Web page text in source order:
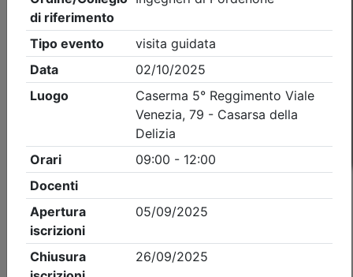
Criteri di ricerca applicati:
- Tipo Ordine/collegio:Ingegneri
Pordenone- Eventi in programma dal9/8/2026
iCal Feed RSS
Dettagli evento
A pagamento